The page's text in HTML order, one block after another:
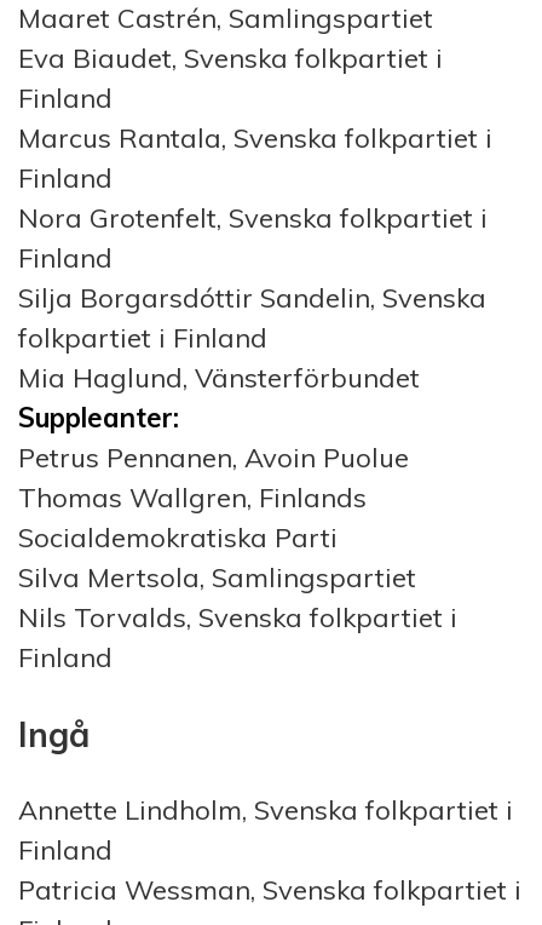
Maaret Castrén, Samlingspartiet
Eva Biaudet, Svenska folkpartiet i
Finland
Marcus Rantala, Svenska folkpartiet i
Finland
Nora Grotenfelt, Svenska folkpartiet i
Finland
Silja Borgarsdóttir Sandelin, Svenska
folkpartiet i Finland
Mia Haglund, Vänsterförbundet
Suppleanter:
Petrus Pennanen, Avoin Puolue
Thomas Wallgren, Finlands
Socialdemokratiska Parti
Silva Mertsola, Samlingspartiet
Nils Torvalds, Svenska folkpartiet i
Finland
Ingå
Annette Lindholm, Svenska folkpartiet i
Finland
Patricia Wessman, Svenska folkpartiet i